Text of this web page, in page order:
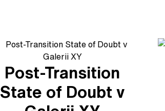
Post-Transition
State of Doubt v